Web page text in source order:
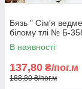
Бязь " Сім'я
білому тлі № Б-
В наявності
137,80 ₴/пог.м
188,80 ₴/пог.м